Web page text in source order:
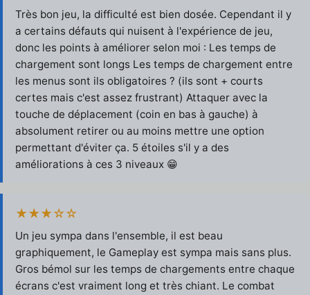
Très bon jeu, la difficulté est bien dosée. Cependant il y
a certains défauts qui nuisent à l'expérience de jeu,
donc les points à améliorer selon moi : Les temps de
chargement sont longs Les temps de chargement entre
les menus sont ils obligatoires ? (ils sont + courts
certes mais c'est assez frustrant) Attaquer avec la
touche de déplacement (coin en bas à gauche) à
absolument retirer ou au moins mettre une option
permettant d'éviter ça. 5 étoiles s'il y a des
améliorations à ces 3 niveaux 😁
★★★☆☆
Un jeu sympa dans l'ensemble, il est beau
graphiquement, le Gameplay est sympa mais sans plus.
Gros bémol sur les temps de chargements entre chaque
écrans c'est vraiment long et très chiant. Le combat